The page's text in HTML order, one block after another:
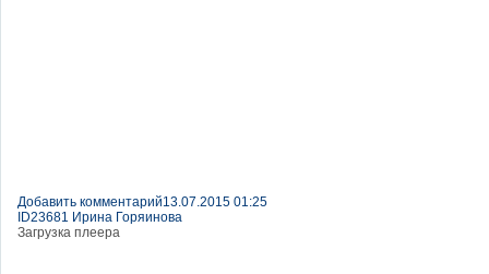
Добавить комментарий13.07.2015 01:25
ID23681 Ирина Горяинова
Загрузка плеера